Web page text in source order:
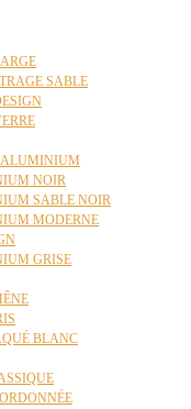
SABLE
ALUMINIUM
NOIR
SABLE NOIR
MODERNE
GRISE
BLANC